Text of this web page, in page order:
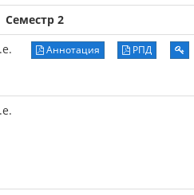
Семестр 2
Аннотация РПД